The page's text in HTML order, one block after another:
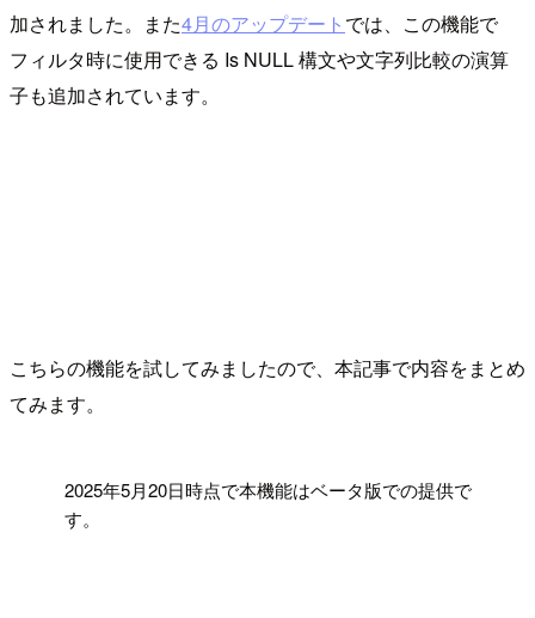
加されました。また4月のアップデート では、この機能で
フィルタ時に使用できる Is NULL 構文や文字列比較の演算
子も追加されています。
こちらの機能を試してみましたので、本記事で内容をまとめ
てみます。
2025年5月20日時点で本機能はベータ版での提供で
す。